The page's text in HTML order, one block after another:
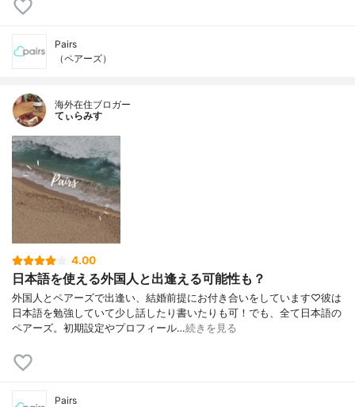
Pairs
（ペアーズ）
海外在住ブロガー
てぃらみす
4.00
日本語を使える外国人と出逢える可能性も？
外国人とペアーズで出逢い、結婚前提にお付き合いをしています♡彼は
日本語を勉強していて少し話したり書いたりも可！でも、全て日本語の
ペアーズ。初期設定やプロフィール…続きを見る
Pairs